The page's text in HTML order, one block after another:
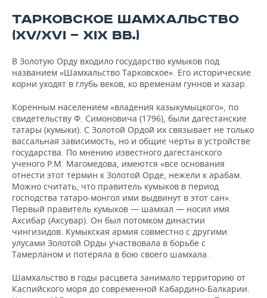
ТАРКОВСКОЕ ШАМХАЛЬСТВО
(XV/XVI — XIX ВВ.)
В Золотую Орду входило государство кумыков под
названием «Шамхальство Тарковское». Его исторические
корни уходят в глубь веков, ко временам гуннов и хазар.
Коренным населением «владения казыкумыцкого», по
свидетельству Ф. Симоновича (1796), были дагестанские
татары (кумыки). С Золотой Ордой их связывает не только
вассальная зависимость, но и общие черты в устройстве
государства. По мнению известного дагестанского
ученого Р.М. Магомедова, имеются «все основания
отнести этот термин к Золотой Орде, нежели к арабам.
Можно считать, что правитель кумыков в период
господства татаро-монгол ими выдвинут в этот сан».
Первый правитель кумыков — шамхал — носил имя
Ахсибар (Аксувар). Он был потомком династии
чингизидов. Кумыкская армия совместно с другими
улусами Золотой Орды участвовала в борьбе с
Тамерланом и потеряла в бою своего шамхала.
Шамхальство в годы расцвета занимало территорию от
Каспийского моря до современной Кабардино-Балкарии.